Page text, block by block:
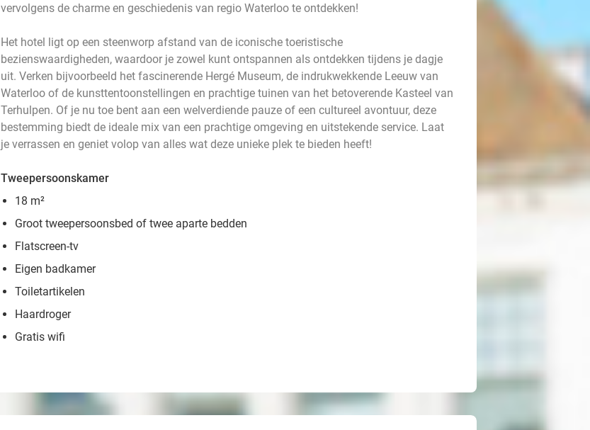
vervolgens de charme en geschiedenis van regio Waterloo te ontdekken!
Het hotel ligt op een steenworp afstand van de iconische toeristische
bezienswaardigheden, waardoor je zowel kunt ontspannen als ontdekken tijdens je dagje
uit. Verken bijvoorbeeld het fascinerende Hergé Museum, de indrukwekkende Leeuw van
Waterloo of de kunsttentoonstellingen en prachtige tuinen van het betoverende Kasteel van
Terhulpen. Of je nu toe bent aan een welverdiende pauze of een cultureel avontuur, deze
bestemming biedt de ideale mix van een prachtige omgeving en uitstekende service. Laat
je verrassen en geniet volop van alles wat deze unieke plek te bieden heeft!
Tweepersoonskamer
18 m²
Groot tweepersoonsbed of twee aparte bedden
Flatscreen-tv
Eigen badkamer
Toiletartikelen
Haardroger
Gratis wifi